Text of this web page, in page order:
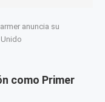
anuncia su
como Primer